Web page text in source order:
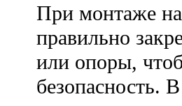
При монтаже
правильно
или опоры,
безопасность.